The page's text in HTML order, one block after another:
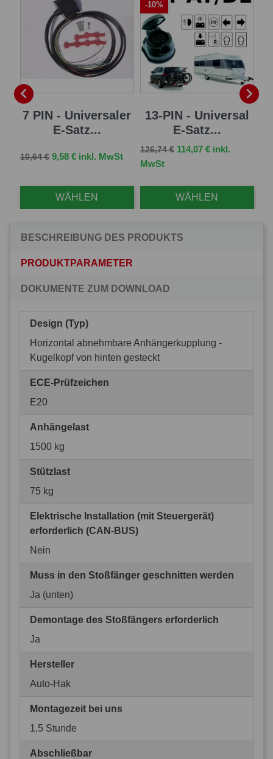

7 PIN - Universaler
E-Satz...
Verkaufspreis
10,64 € Preis
9,58 € inkl. MwSt
WÄHLEN
13-PIN - Universal
E-Satz...
Verkaufspreis
126,74 € Preis
114,07 € inkl.
MwSt
WÄHLEN
-10%

BESCHREIBUNG DES PRODUKTS
PRODUKTPARAMETER
DOKUMENTE ZUM DOWNLOAD
Design (Typ)
Horizontal abnehmbare Anhängerkupplung -
Kugelkopf von hinten gesteckt
ECE-Prüfzeichen
E20
Anhängelast
1500 kg
Stützlast
75 kg
Elektrische Installation (mit Steuergerät)
erforderlich (CAN-BUS)
Nein
Muss in den Stoßfänger geschnitten werden
Ja (unten)
Demontage des Stoßfängers erforderlich
Ja
Hersteller
Auto-Hak
Montagezeit bei uns
1,5 Stunde
Abschließbar